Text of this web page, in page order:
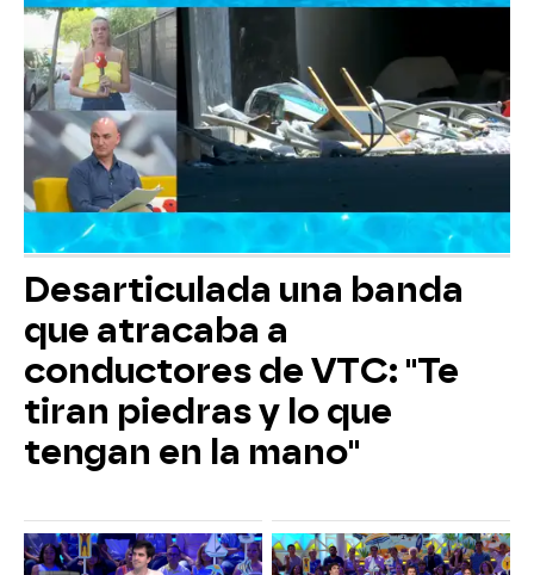
Desarticulada una banda
que atracaba a
conductores de VTC: "Te
tiran piedras y lo que
tengan en la mano"